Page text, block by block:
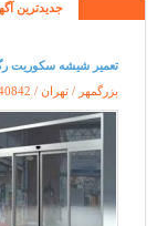
جدیدترین
تعمير شیشه سکوریت
بزرگمهر / تهران /